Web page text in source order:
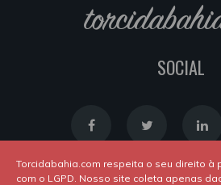
SOCIAL
Torcidabahia.com respeita o seu direito à
com o LGPD. Nosso site coleta apenas